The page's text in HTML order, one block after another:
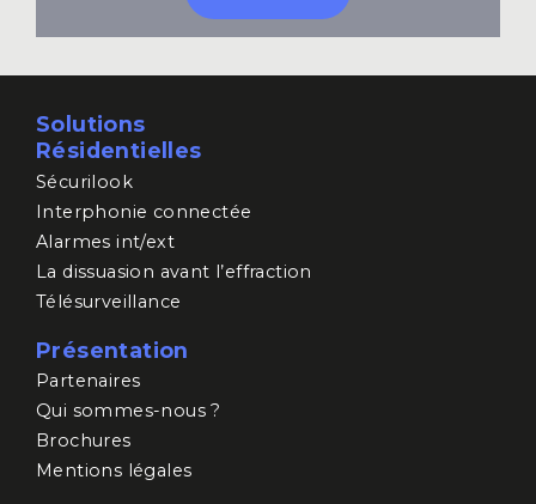
Solutions
Résidentielles
Sécurilook
Interphonie connectée
Alarmes int/ext
La dissuasion avant l’effraction
Télésurveillance
Présentation
Partenaires
Qui sommes-nous ?
Brochures
Mentions légales